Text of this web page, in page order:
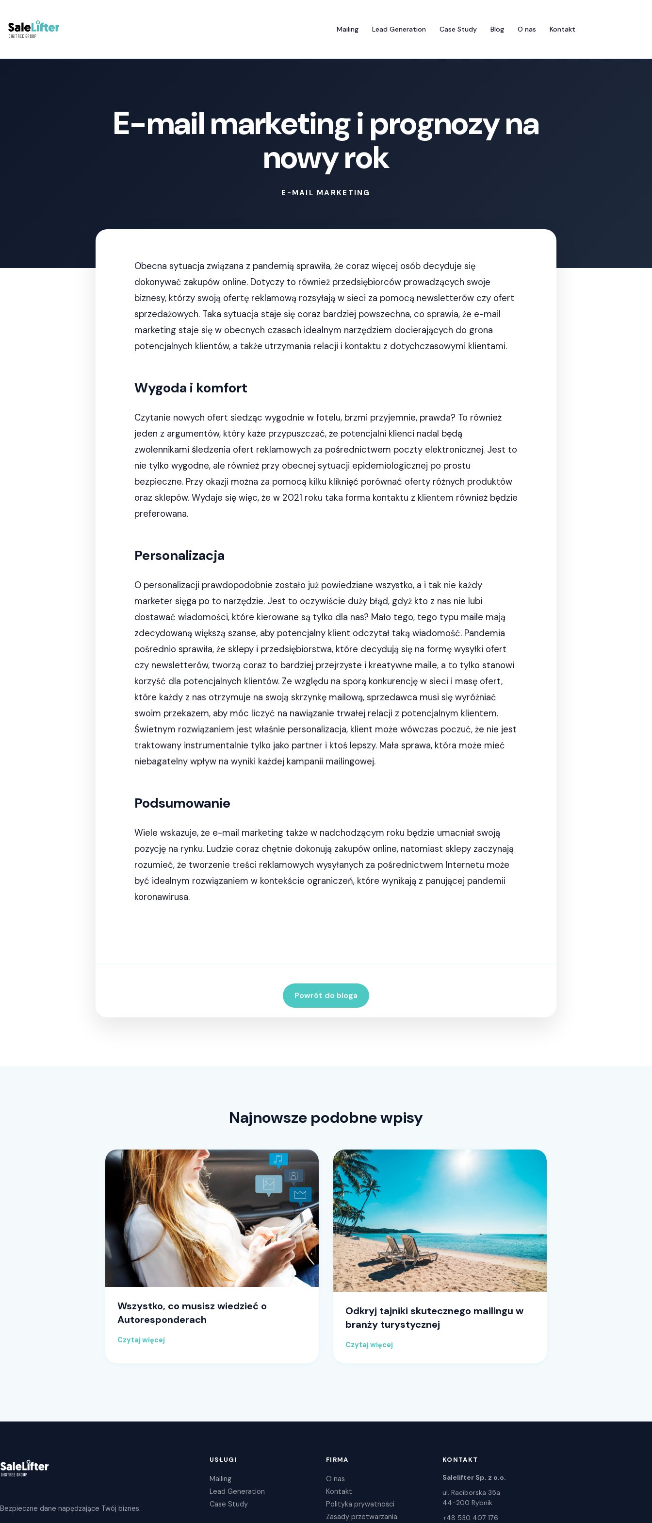
Mailing Lead Generation Case Study Blog O nas Kontakt
E-mail marketing i prognozy na
nowy rok
E-MAIL MARKETING
Obecna sytuacja związana z pandemią sprawiła, że coraz więcej osób decyduje się
dokonywać zakupów online. Dotyczy to również przedsiębiorców prowadzących swoje
biznesy, którzy swoją ofertę reklamową rozsyłają w sieci za pomocą newsletterów czy ofert
sprzedażowych. Taka sytuacja staje się coraz bardziej powszechna, co sprawia, że e-mail
marketing staje się w obecnych czasach idealnym narzędziem docierających do grona
potencjalnych klientów, a także utrzymania relacji i kontaktu z dotychczasowymi klientami.
Wygoda i komfort
Czytanie nowych ofert siedząc wygodnie w fotelu, brzmi przyjemnie, prawda? To również
jeden z argumentów, który każe przypuszczać, że potencjalni klienci nadal będą
zwolennikami śledzenia ofert reklamowych za pośrednictwem poczty elektronicznej. Jest to
nie tylko wygodne, ale również przy obecnej sytuacji epidemiologicznej po prostu
bezpieczne. Przy okazji można za pomocą kilku kliknięć porównać oferty różnych produktów
oraz sklepów. Wydaje się więc, że w 2021 roku taka forma kontaktu z klientem również będzie
preferowana.
Personalizacja
O personalizacji prawdopodobnie zostało już powiedziane wszystko, a i tak nie każdy
marketer sięga po to narzędzie. Jest to oczywiście duży błąd, gdyż kto z nas nie lubi
dostawać wiadomości, które kierowane są tylko dla nas? Mało tego, tego typu maile mają
zdecydowaną większą szanse, aby potencjalny klient odczytał taką wiadomość. Pandemia
pośrednio sprawiła, że sklepy i przedsiębiorstwa, które decydują się na formę wysyłki ofert
czy newsletterów, tworzą coraz to bardziej przejrzyste i kreatywne maile, a to tylko stanowi
korzyść dla potencjalnych klientów. Ze względu na sporą konkurencję w sieci i masę ofert,
które każdy z nas otrzymuje na swoją skrzynkę mailową, sprzedawca musi się wyróżniać
swoim przekazem, aby móc liczyć na nawiązanie trwałej relacji z potencjalnym klientem.
Świetnym rozwiązaniem jest właśnie personalizacja, klient może wówczas poczuć, że nie jest
traktowany instrumentalnie tylko jako partner i ktoś lepszy. Mała sprawa, która może mieć
niebagatelny wpływ na wyniki każdej kampanii mailingowej.
Podsumowanie
Wiele wskazuje, że e-mail marketing także w nadchodzącym roku będzie umacniał swoją
pozycję na rynku. Ludzie coraz chętnie dokonują zakupów online, natomiast sklepy zaczynają
rozumieć, że tworzenie treści reklamowych wysyłanych za pośrednictwem Internetu może
być idealnym rozwiązaniem w kontekście ograniczeń, które wynikają z panującej pandemii
koronawirusa.
Powrót do bloga
Najnowsze podobne wpisy
Wszystko, co musisz wiedzieć o
Autoresponderach
Czytaj więcej
Odkryj tajniki skutecznego mailingu w
branży turystycznej
Czytaj więcej
Bezpieczne dane napędzające Twój biznes.
USŁUGI
Mailing
Lead Generation
Case Study
FIRMA
O nas
Kontakt
Polityka prywatności
Zasady przetwarzania
KONTAKT
Salelifter Sp. z o.o.
ul. Raciborska 35a
44-200 Rybnik
+48 530 407 176